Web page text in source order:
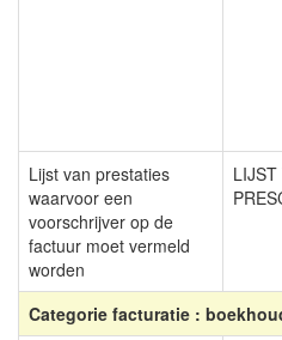
Lijst van prestaties
waarvoor een
voorschrijver op de
factuur moet vermeld
worden
Categorie facturatie :